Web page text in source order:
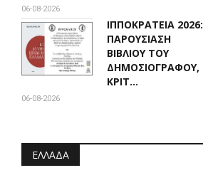
06-08-2026
ΙΠΠΟΚΡΑΤΕΙΑ 2026:
ΠΑΡΟΥΣΙΑΣΗ
ΒΙΒΛΙΟΥ ΤΟΥ
ΔΗΜΟΣΙΟΓΡΑΦΟΥ,
ΚΡΙΤ…
06-08-2026
ΕΛΛΆΔΑ